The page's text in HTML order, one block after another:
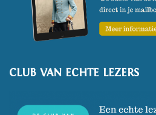
CLUB VAN ECHTE LEZERS